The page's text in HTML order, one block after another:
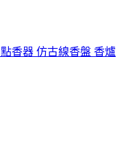
香器 仿古線香盤 香爐